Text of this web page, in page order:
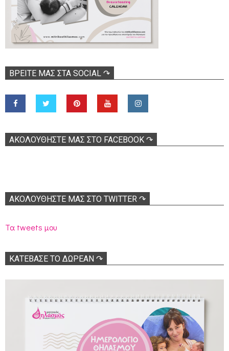
ΒΡΕΊΤΕ ΜΑΣ ΣΤΑ SOCIAL ↷
ΑΚΟΛOΥΘΉΣΤΕ ΜΑΣ ΣΤΟ FACEBOOK ↷
ΑΚΟΛΟΥΘΉΣΤΕ ΜΑΣ ΣΤΟ TWITTER ↷
Τα tweets μου
ΚΑΤΕΒΑΣΕ ΤΟ ΔΩΡΕΑΝ ↷